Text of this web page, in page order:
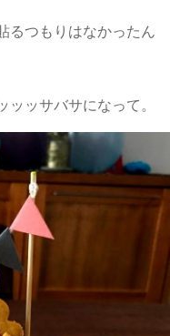
るつもりはなかったん
ッサバサになって。